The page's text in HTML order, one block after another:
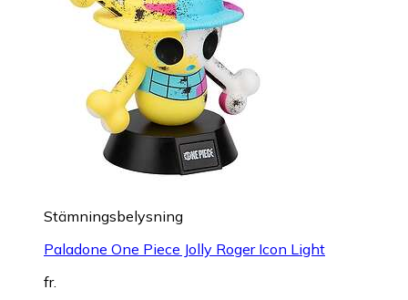
Stämningsbelysning
Paladone One Piece Jolly Roger Icon Light
fr.